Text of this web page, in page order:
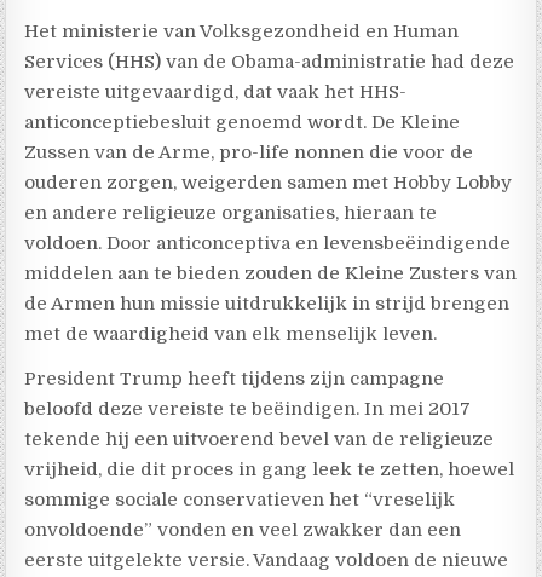
Het ministerie van Volksgezondheid en Human
Services (HHS) van de Obama-administratie had deze
vereiste uitgevaardigd, dat vaak het HHS-
anticonceptiebesluit genoemd wordt. De Kleine
Zussen van de Arme, pro-life nonnen die voor de
ouderen zorgen, weigerden samen met Hobby Lobby
en andere religieuze organisaties, hieraan te
voldoen. Door anticonceptiva en levensbeëindigende
middelen aan te bieden zouden de Kleine Zusters van
de Armen hun missie uitdrukkelijk in strijd brengen
met de waardigheid van elk menselijk leven.
President Trump heeft tijdens zijn campagne
beloofd deze vereiste te beëindigen. In mei 2017
tekende hij een uitvoerend bevel van de religieuze
vrijheid, die dit proces in gang leek te zetten, hoewel
sommige sociale conservatieven het “vreselijk
onvoldoende” vonden en veel zwakker dan een
eerste uitgelekte versie. Vandaag voldoen de nieuwe